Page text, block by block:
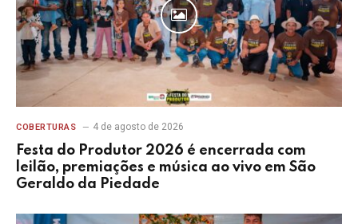
COBERTURAS 4 de agosto de 2026
Festa do Produtor 2026 é encerrada com
leilão, premiações e música ao vivo em São
Geraldo da Piedade